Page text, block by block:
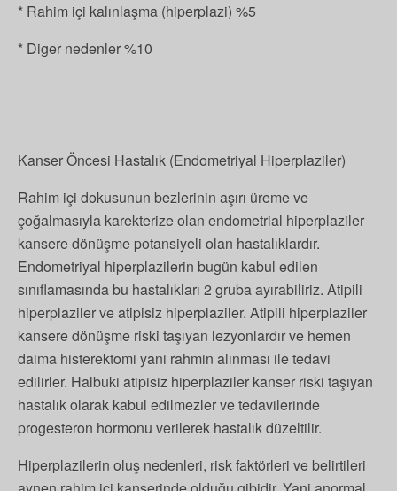
* Rahim içi kalınlaşma (hiperplazi) %5
* Diger nedenler %10
Kanser Öncesi Hastalık (Endometriyal Hiperplaziler)
Rahim içi dokusunun bezlerinin aşırı üreme ve
çoğalmasıyla karekterize olan endometrial hiperplaziler
kansere dönüşme potansiyeli olan hastalıklardır.
Endometriyal hiperplazilerin bugün kabul edilen
sınıflamasında bu hastalıkları 2 gruba ayırabiliriz. Atipili
hiperplaziler ve atipisiz hiperplaziler. Atipili hiperplaziler
kansere dönüşme riski taşıyan lezyonlardır ve hemen
daima histerektomi yani rahmin alınması ile tedavi
edilirler. Halbuki atipisiz hiperplaziler kanser riski taşıyan
hastalık olarak kabul edilmezler ve tedavilerinde
progesteron hormonu verilerek hastalık düzeltilir.
Hiperplazilerin oluş nedenleri, risk faktörleri ve belirtileri